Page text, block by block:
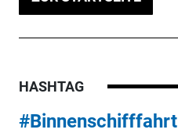
HASHTAG
#Binnenschifffahrt